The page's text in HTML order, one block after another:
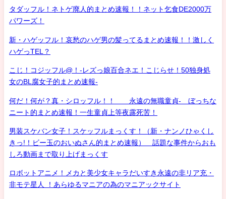
タダッフル！ネトゲ廃人的まとめ速報！！ネット乞食DE2000万
パワーズ！
新・ハゲッフル！哀愁のハゲ男の髪ってるまとめ速報！！激しく
ハゲっTEL？
こじ！コジッフル@！-レズっ娘百合ネエ！こじらせ！50独身処
女のBL腐女子的まとめ速報-
何だ！何が？真・シロッフル！！ 永遠の無職童貞- ぼっちな
ニート的まとめ速報！一生童貞上等夜露死苦！
男装スケバン女子！スケッフルまっくす！（新・ナンノひゃくし
きっ!！ビー玉のおいぬさん的まとめ速報） 話題な事件からおも
しろ動画まで取り上げまっくす
ロボットアニメ！メカと美少女キャラだいすき永遠の非リア充・
非モテ星人 ！あらゆるマニアの為のマニアックサイト